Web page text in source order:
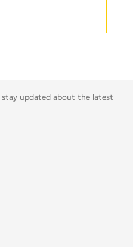
updated about the latest